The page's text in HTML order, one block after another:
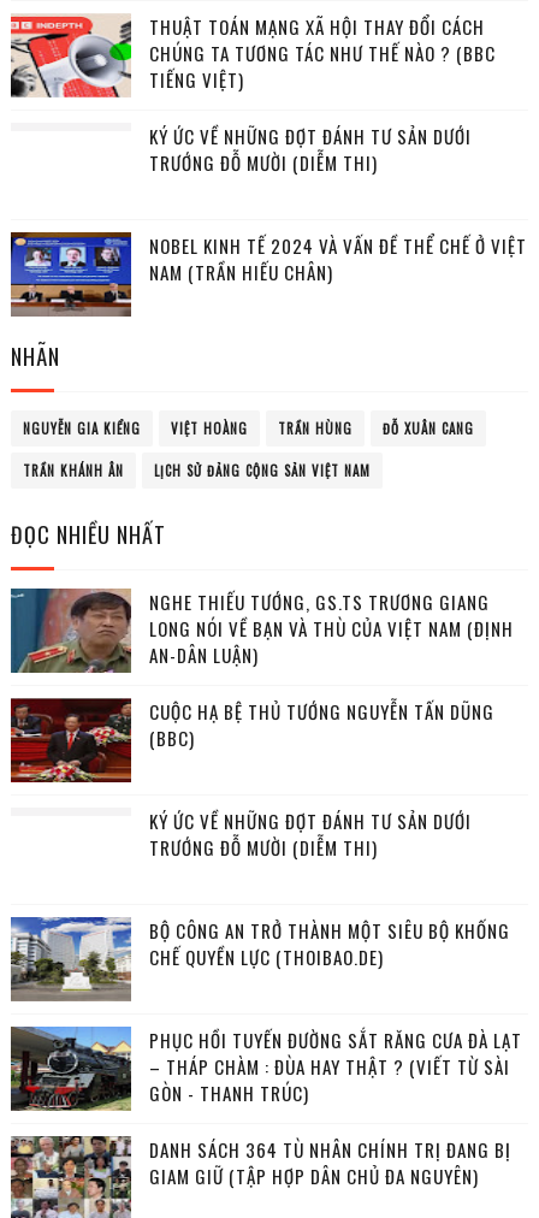
THUẬT TOÁN MẠNG XÃ HỘI THAY ĐỔI CÁCH
CHÚNG TA TƯƠNG TÁC NHƯ THẾ NÀO ? (BBC
TIẾNG VIỆT)
KÝ ỨC VỀ NHỮNG ĐỢT ĐÁNH TƯ SẢN DƯỚI
TRƯỚNG ĐỖ MƯỜI (DIỄM THI)
NOBEL KINH TẾ 2024 VÀ VẤN ĐỀ THỂ CHẾ Ở VIỆT
NAM (TRẦN HIẾU CHÂN)
NHÃN
NGUYỄN GIA KIỂNG VIỆT HOÀNG TRẦN HÙNG ĐỖ XUÂN CANG
TRẦN KHÁNH ÂN LỊCH SỬ ĐẢNG CỘNG SẢN VIỆT NAM
ĐỌC NHIỀU NHẤT
NGHE THIẾU TƯỚNG, GS.TS TRƯƠNG GIANG
LONG NÓI VỀ BẠN VÀ THÙ CỦA VIỆT NAM (ĐỊNH
AN-DÂN LUẬN)
CUỘC HẠ BỆ THỦ TƯỚNG NGUYỄN TẤN DŨNG
(BBC)
KÝ ỨC VỀ NHỮNG ĐỢT ĐÁNH TƯ SẢN DƯỚI
TRƯỚNG ĐỖ MƯỜI (DIỄM THI)
BỘ CÔNG AN TRỞ THÀNH MỘT SIÊU BỘ KHỐNG
CHẾ QUYỀN LỰC (THOIBAO.DE)
PHỤC HỒI TUYẾN ĐƯỜNG SẮT RĂNG CƯA ĐÀ LẠT
– THÁP CHÀM : ĐÙA HAY THẬT ? (VIẾT TỪ SÀI
GÒN - THANH TRÚC)
DANH SÁCH 364 TÙ NHÂN CHÍNH TRỊ ĐANG BỊ
GIAM GIỮ (TẬP HỢP DÂN CHỦ ĐA NGUYÊN)